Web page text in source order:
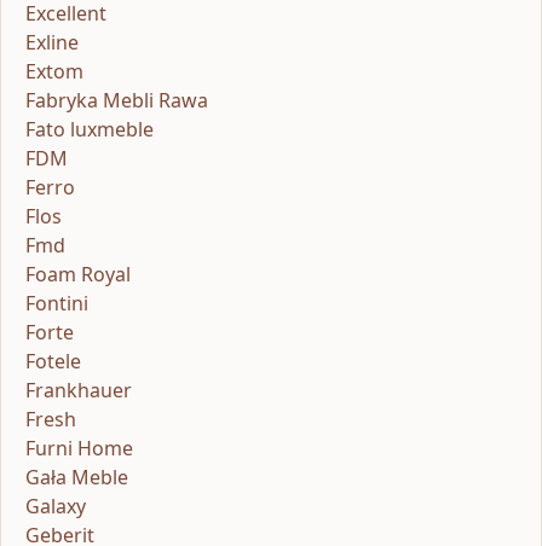
Excellent
Exline
Extom
Fabryka Mebli Rawa
Fato luxmeble
FDM
Ferro
Flos
Fmd
Foam Royal
Fontini
Forte
Fotele
Frankhauer
Fresh
Furni Home
Gała Meble
Galaxy
Geberit